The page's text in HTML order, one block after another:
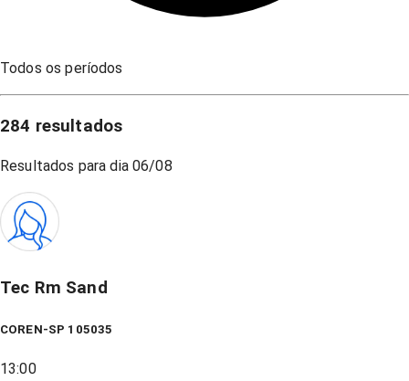
Todos os períodos
284 resultados
Resultados para dia 06/08
Tec Rm Sand
COREN-SP 105035
13:00